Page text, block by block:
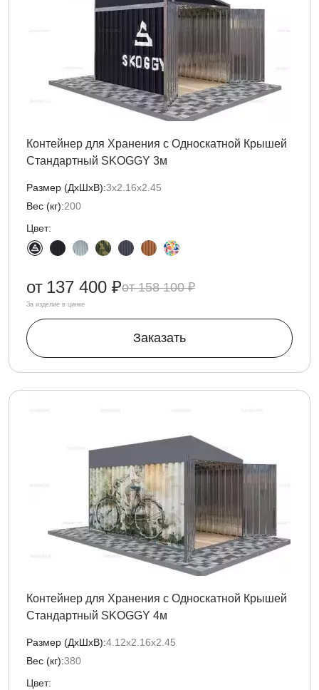
Контейнер для Хранения с Односкатной Крышей
Стандартный SKOGGY 3м
Размер (ДxШxВ):3х2.16х2.45
Вес (кг):200
Цвет:
158 100 ₽
от 137 400 ₽
За изделие в цинке
Заказать
Контейнер для Хранения с Односкатной Крышей
Стандартный SKOGGY 4м
Размер (ДxШxВ):4.12х2.16х2.45
Вес (кг):380
Цвет: